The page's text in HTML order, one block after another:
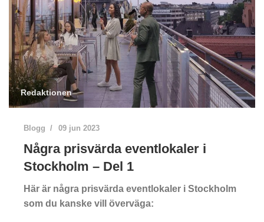
Redaktionen
Blogg 09 jun 2023
Några prisvärda eventlokaler i
Stockholm – Del 1
Här är några prisvärda eventlokaler i Stockholm
som du kanske vill överväga: